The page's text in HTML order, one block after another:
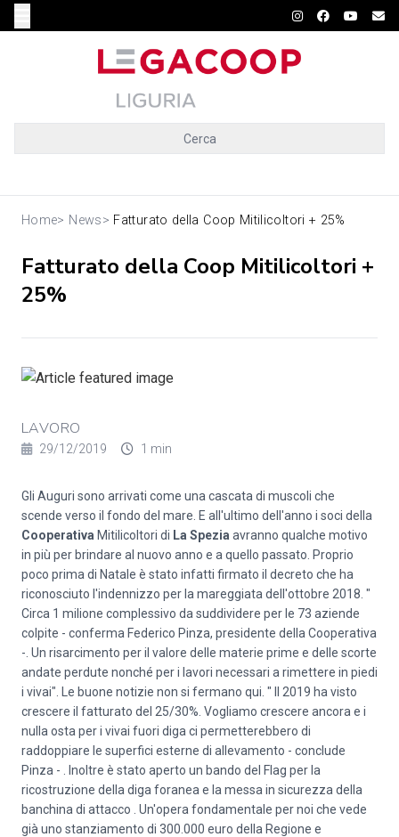
Cerca
Home> News> Fatturato della Coop Mitilicoltori + 25%
Fatturato della Coop Mitilicoltori +
25%
LAVORO
29/12/2019 1 min
Gli Auguri sono arrivati come una cascata di muscoli che
scende verso il fondo del mare. E all'ultimo dell'anno i soci della
Cooperativa Mitilicoltori di La Spezia avranno qualche motivo
in più per brindare al nuovo anno e a quello passato. Proprio
poco prima di Natale è stato infatti firmato il decreto che ha
riconosciuto l'indennizzo per la mareggiata dell'ottobre 2018. "
Circa 1 milione complessivo da suddividere per le 73 aziende
colpite - conferma Federico Pinza, presidente della Cooperativa
-. Un risarcimento per il valore delle materie prime e delle scorte
andate perdute nonché per i lavori necessari a rimettere in piedi
i vivai". Le buone notizie non si fermano qui. " Il 2019 ha visto
crescere il fatturato del 25/30%. Vogliamo crescere ancora e i
nulla osta per i vivai fuori diga ci permetterebbero di
raddoppiare le superfici esterne di allevamento - conclude
Pinza - . Inoltre è stato aperto un bando del Flag per la
ricostruzione della diga foranea e la messa in sicurezza della
banchina di attacco . Un'opera fondamentale per noi che vede
già uno stanziamento di 300.000 euro della Regione e